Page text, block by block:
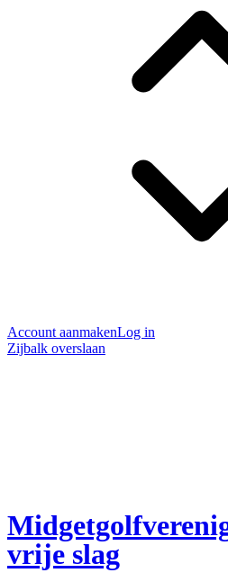
Account aanmakenLog in
Zijbalk overslaan
vrije slag